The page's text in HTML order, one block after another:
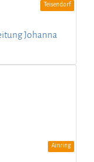
Teisendorf
Johanna
Ainring